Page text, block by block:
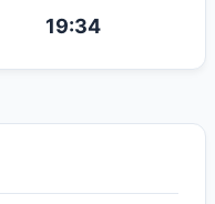
19:34